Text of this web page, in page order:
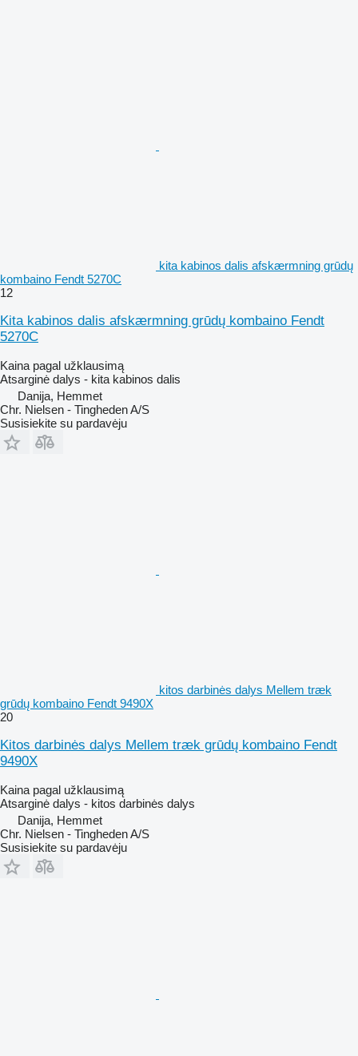
kita kabinos dalis afskærmning grūdų
kombaino Fendt 5270C
12
Kita kabinos dalis afskærmning grūdų kombaino Fendt
5270C
Kaina pagal užklausimą
Atsarginė dalys - kita kabinos dalis
Danija, Hemmet
Chr. Nielsen - Tingheden A/S
Susisiekite su pardavėju
kitos darbinės dalys Mellem træk
grūdų kombaino Fendt 9490X
20
Kitos darbinės dalys Mellem træk grūdų kombaino Fendt
9490X
Kaina pagal užklausimą
Atsarginė dalys - kitos darbinės dalys
Danija, Hemmet
Chr. Nielsen - Tingheden A/S
Susisiekite su pardavėju